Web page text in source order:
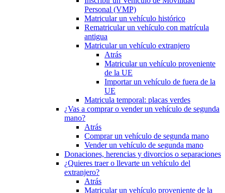
Personal (VMP)
Matricular un vehículo histórico
Rematricular un vehículo con matrícula
antigua
Matricular un vehículo extranjero
Atrás
Matricular un vehículo proveniente
de la UE
Importar un vehículo de fuera de la
UE
Matricula temporal: placas verdes
¿Vas a comprar o vender un vehículo de segunda
mano?
Atrás
Comprar un vehículo de segunda mano
Vender un vehículo de segunda mano
Donaciones, herencias y divorcios o separaciones
¿Quieres traer o llevarte un vehículo del
extranjero?
Atrás
Matricular un vehículo proveniente de la